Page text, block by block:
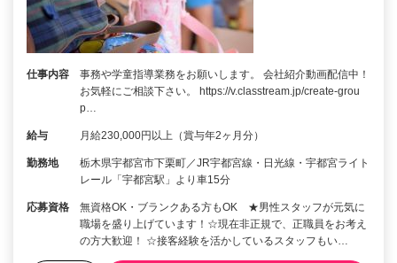
仕事内容
事務や学童指導業務をお願いします。 会社紹介動画配信中！
お気軽にご相談下さい。 https://v.classtream.jp/create-grou
p…
給与 月給230,000円以上（賞与年2ヶ月分）
勤務地
栃木県宇都宮市下栗町／JR宇都宮線・日光線・宇都宮ライト
レール「宇都宮駅」より車15分
応募資格
無資格OK・ブランクある方もOK ★男性スタッフが元気に
職場を盛り上げています！☆現在非正規で、正職員をお考え
の方大歓迎！ ☆接客経験を活かしているスタッフもい…